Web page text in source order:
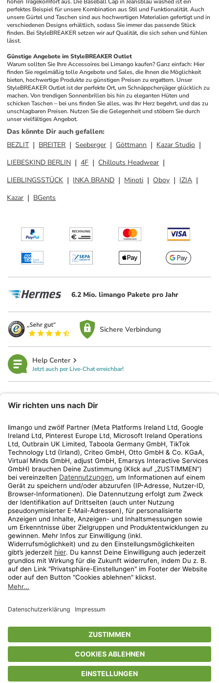
perfektes Beispiel für unsere Kombination aus Stil und Funktionalität. Auch
unsere Gürtel und Taschen sind aus hochwertigen Materialien gefertigt und in
verschiedenen Designs erhältlich, sodass Sie immer das passende Stück
finden. Bei StyleBREAKER setzen wir auf Qualität, die sich sehen und fühlen
lässt.
Günstige Angebote im StyleBREAKER Outlet
Warum sollten Sie Ihre Accessoires bei Limango kaufen? Ganz einfach: Hier
finden Sie regelmäßig tolle Angebote und Sales, die Ihnen die Möglichkeit
bieten, hochwertige Produkte zu günstigen Preisen zu ergattern. Unser
StyleBREAKER Outlet ist der perfekte Ort, um Schnäppchenjäger glücklich zu
machen. Von trendigen Sonnenbrillen bis hin zu eleganten Hüten und
schicken Taschen – bei uns finden Sie alles, was Ihr Herz begehrt, und das zu
unschlagbaren Preisen. Nutzen Sie die Gelegenheit und stöbern Sie durch
unser vielfältiges Angebot.
Das könnte Dir auch gefallen:
BEZLIT
BREITER Seeberger Göttmann
Kazar Studio
LIEBESKIND BERLIN
4F
Chillouts Headwear
LIEBLINGSSTÜCK
INKA BRAND Minoti Oboy
IZIA
Kazar
BGents
6.2 Mio. limango Pakete pro Jahr
Sichere Verbindung
Help Center
Jetzt auch per Live-Chat erreichbar!
Kundenservice
Shop
Aktionen
Travel
* Streichpreise entsprechen der unverbindlichen Preisempfehlung des
Herstellers. Prozentangaben beziehen sich auf den Streichpreis.
Freunde-Aktionen findest Du unterwww.limango.de/einladen
ᵇ Gilt nur für von limango versandte Ware (nicht für von Partnern versandte